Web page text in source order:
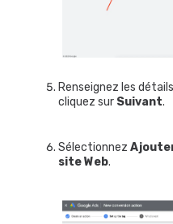
Renseignez les
cliquez sur Suivant.
Sélectionnez
site Web.